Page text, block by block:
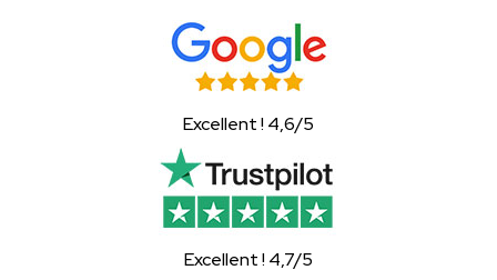
Excellent ! 4,6/5
Excellent ! 4,7/5